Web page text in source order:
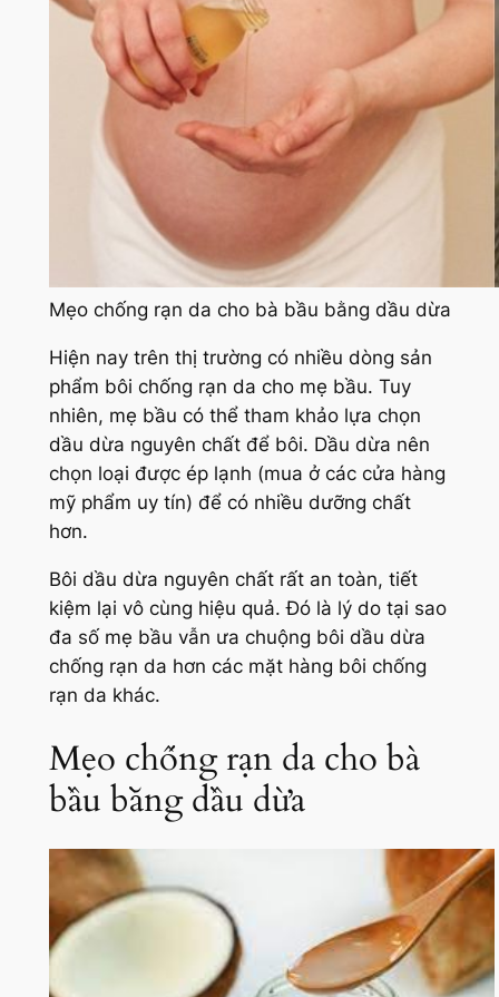
Mẹo chống rạn da cho bà bầu bằng dầu dừa
Hiện nay trên thị trường có nhiều dòng sản
phẩm bôi chống rạn da cho mẹ bầu. Tuy
nhiên, mẹ bầu có thể tham khảo lựa chọn
dầu dừa nguyên chất để bôi. Dầu dừa nên
chọn loại được ép lạnh (mua ở các cửa hàng
mỹ phẩm uy tín) để có nhiều dưỡng chất
hơn.
Bôi dầu dừa nguyên chất rất an toàn, tiết
kiệm lại vô cùng hiệu quả. Đó là lý do tại sao
đa số mẹ bầu vẫn ưa chuộng bôi dầu dừa
chống rạn da hơn các mặt hàng bôi chống
rạn da khác.
Mẹo chống rạn da cho bà
bầu bằng dầu dừa